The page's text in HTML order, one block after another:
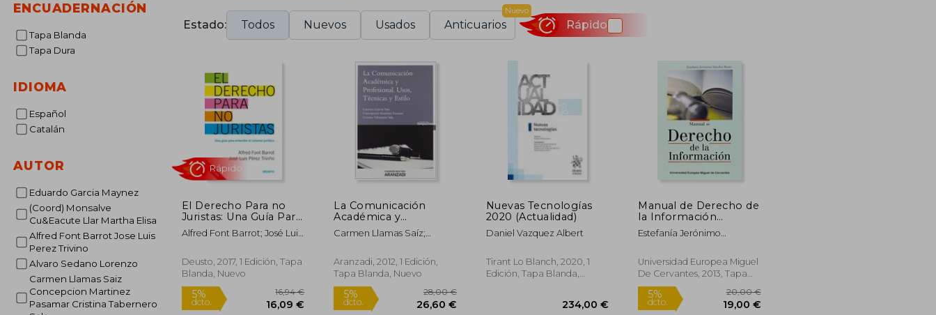
ENCUADERNACIÓN
Tapa Blanda
Tapa Dura
IDIOMA
Español
Catalán
AUTOR
Eduardo Garcia Maynez
(Coord) Monsalve
Cu&Eacute Llar Martha Elisa
Alfred Font Barrot Jose Luis
Perez Trivino
Alvaro Sedano Lorenzo
Carmen Llamas Saiz
Concepcion Martinez
Pasamar Cristina Tabernero
Estado: Todos Nuevos Usados Anticuarios
Nuevo
Rápido
El Derecho Para no
Juristas: Una Guía Para
Entender el Sistema
Jurídico
Alfred Font Barrot; José Luis
Deusto, 2017, 1 Edición, Tapa
Blanda, Nuevo
Rápido
La Comunicación
Académica y
Profesional. Usos,
Técnicas y Estilo
Despachos)
Carmen Llamas Saíz;
Pasamar; Cristina
Tabernero Sala
Aranzadi, 2012, 1 Edición,
Tapa Blanda, Nuevo
Nuevas Tecnologías
2020 (Actualidad)
Daniel Vazquez Albert
Tirant Lo Blanch, 2020, 1
Edición, Tapa Blanda,
Manual de Derecho de
la Información
(Studium)
Estefanía Jerónimo
Universidad Europea Miguel
De Cervantes, 2013, Tapa
Blanda, Nuevo